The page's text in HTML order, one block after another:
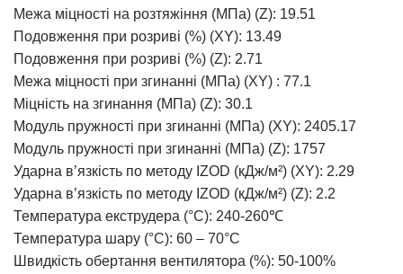
Межа міцності на розтяжіння (МПа) (Z): 19.51
Подовження при розриві (%) (XY): 13.49
Подовження при розриві (%) (Z): 2.71
Межа міцності при згинанні (МПа) (XY) : 77.1
Міцність на згинання (МПа) (Z): 30.1
Модуль пружності при згинанні (МПа) (XY): 2405.17
Модуль пружності при згинанні (МПа) (Z): 1757
Ударна в’язкість по методу IZOD (кДж/м²) (XY): 2.29
Ударна в’язкість по методу IZOD (кДж/м²) (Z): 2.2
Температура екструдера (°C): 240-260℃
Температура шару (°C): 60 – 70°C
Швидкість обертання вентилятора (%): 50-100%